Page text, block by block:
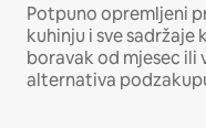
Potpuno opremljeni
kuhinju i sve
boravak od mjesec ili
alternativa